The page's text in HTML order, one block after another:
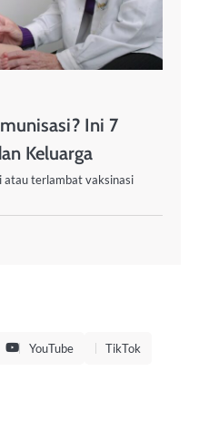
Ini 7
Keluarga
atau terlambat vaksinasi
YouTube TikTok